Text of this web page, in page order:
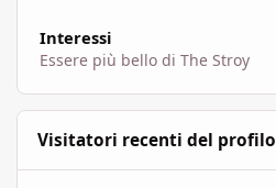
Interessi
Essere più bello di The Stroy
Visitatori recenti del profilo